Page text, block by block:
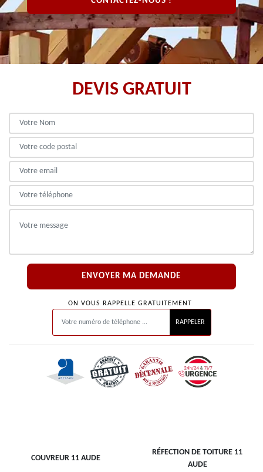
DEVIS GRATUIT
ON VOUS RAPPELLE GRATUITEMENT
COUVREUR 11 AUDE
RÉFECTION DE TOITURE 11
AUDE